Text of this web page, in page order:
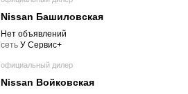
Nissan Башиловская
Нет объявлений
cеть У Сервис+
официальный дилер
Nissan Войковская